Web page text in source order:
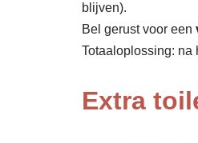
blijven).
Bel gerust voor een
Totaaloplossing: na
Extra